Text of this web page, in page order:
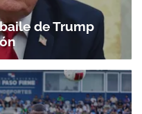
de Trump